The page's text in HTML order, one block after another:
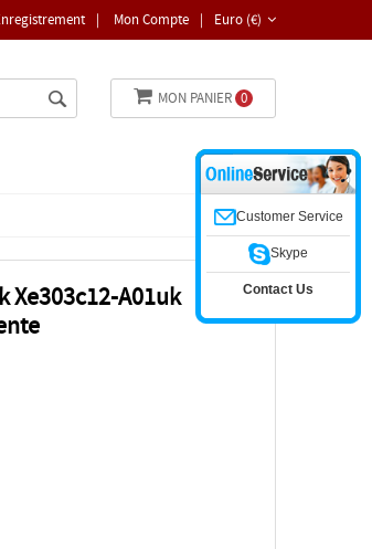
Euro (€)
| Mon Compte |
MON PANIER 0
Xe303c12-A01uk
Customer Service
Skype
Contact Us